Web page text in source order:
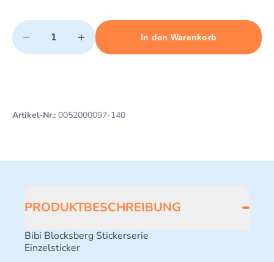
Quantity
− +
Minimum quantity: 1 Maximum quantity: 37
In den Warenkorb
Add 1 item to cart
Artikel-Nr.: 0052000097-140
PRODUKTBESCHREIBUNG
Bibi Blocksberg Stickerserie
Einzelsticker